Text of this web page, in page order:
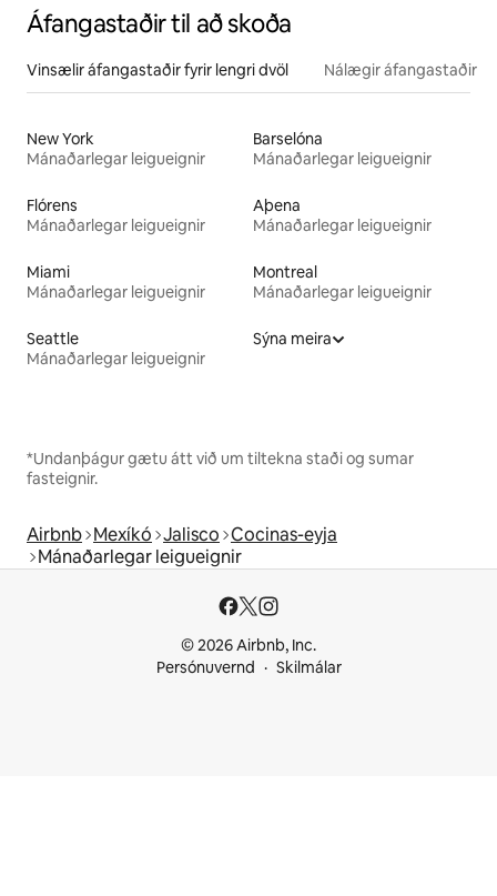
Áfangastaðir til að skoða
Vinsælir áfangastaðir fyrir lengri dvöl Nálægir áfangastaðir
New York
Mánaðarlegar leigueignir
Barselóna
Mánaðarlegar leigueignir
Flórens
Mánaðarlegar leigueignir
Aþena
Mánaðarlegar leigueignir
Miami
Mánaðarlegar leigueignir
Montreal
Mánaðarlegar leigueignir
Seattle
Mánaðarlegar leigueignir
Sýna meira
*Undanþágur gætu átt við um tiltekna staði og sumar
fasteignir.
Airbnb Mexíkó Jalisco Cocinas-eyja
Mánaðarlegar leigueignir
© 2026 Airbnb, Inc.
Persónuvernd
Skilmálar